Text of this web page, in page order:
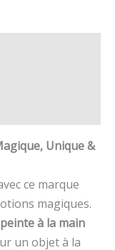
Unique &
ce marque
magiques.
à la main
un objet à la